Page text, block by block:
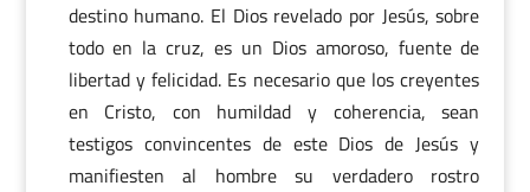
destino humano. El Dios revelado por Jesús, sobre
todo en la cruz, es un Dios amoroso, fuente de
libertad y felicidad. Es necesario que los creyentes
en Cristo, con humildad y coherencia, sean
testigos convincentes de este Dios de Jesús y
manifiesten al hombre su verdadero rostro